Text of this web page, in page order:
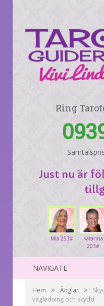
Ring
Just nu är
Katarina
203#
Mia 253#
NAVIGATE
Hem » Änglar »
vägledning och skydd